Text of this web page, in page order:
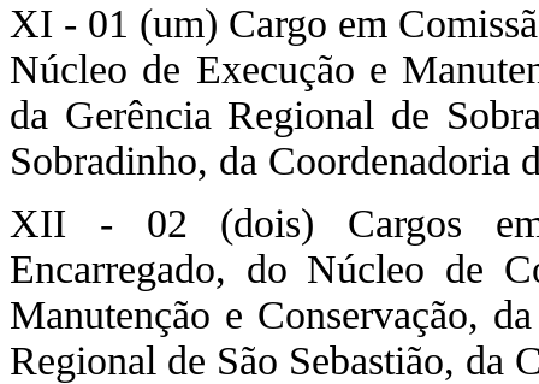
XI - 01 (um) Cargo em
Núcleo de Execução e
da Gerência Regional de
Sobradinho, da Coordenadoria
XII - 02 (dois) Cargos
Encarregado, do Núcleo de
Manutenção e Conservação,
Regional de São Sebastião, da